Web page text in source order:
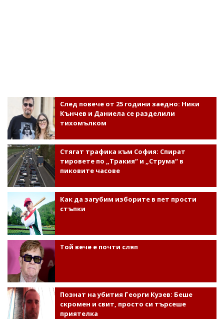
След повече от 25 години заедно: Ники
Кънчев и Даниела се разделили
тихомълком
Стягат трафика към София: Спират
тировете по „Тракия“ и „Струма“ в
пиковите часове
Как да загубим изборите в пет прости
стъпки
Той вече е почти сляп
Познат на убития Георги Кузев: Беше
скромен и свит, просто си търсеше
приятелка